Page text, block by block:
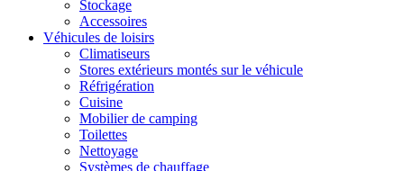
Stockage
Accessoires
Véhicules de loisirs
Climatiseurs
Stores extérieurs montés sur le véhicule
Réfrigération
Cuisine
Mobilier de camping
Toilettes
Nettoyage
Systèmes de chauffage